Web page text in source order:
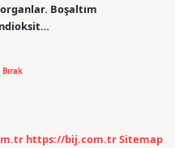
Boşaltım
https://bij.com.trSitemap